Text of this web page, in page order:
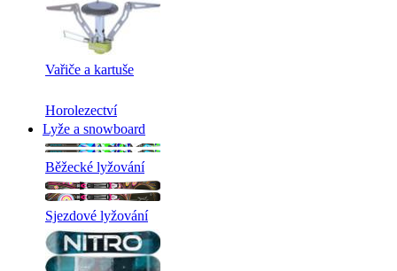
Vařiče a kartuše
Horolezectví
Lyže a snowboard
Běžecké lyžování
Sjezdové lyžování